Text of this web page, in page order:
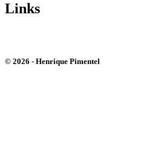
Links
© 2026 - Henrique Pimentel